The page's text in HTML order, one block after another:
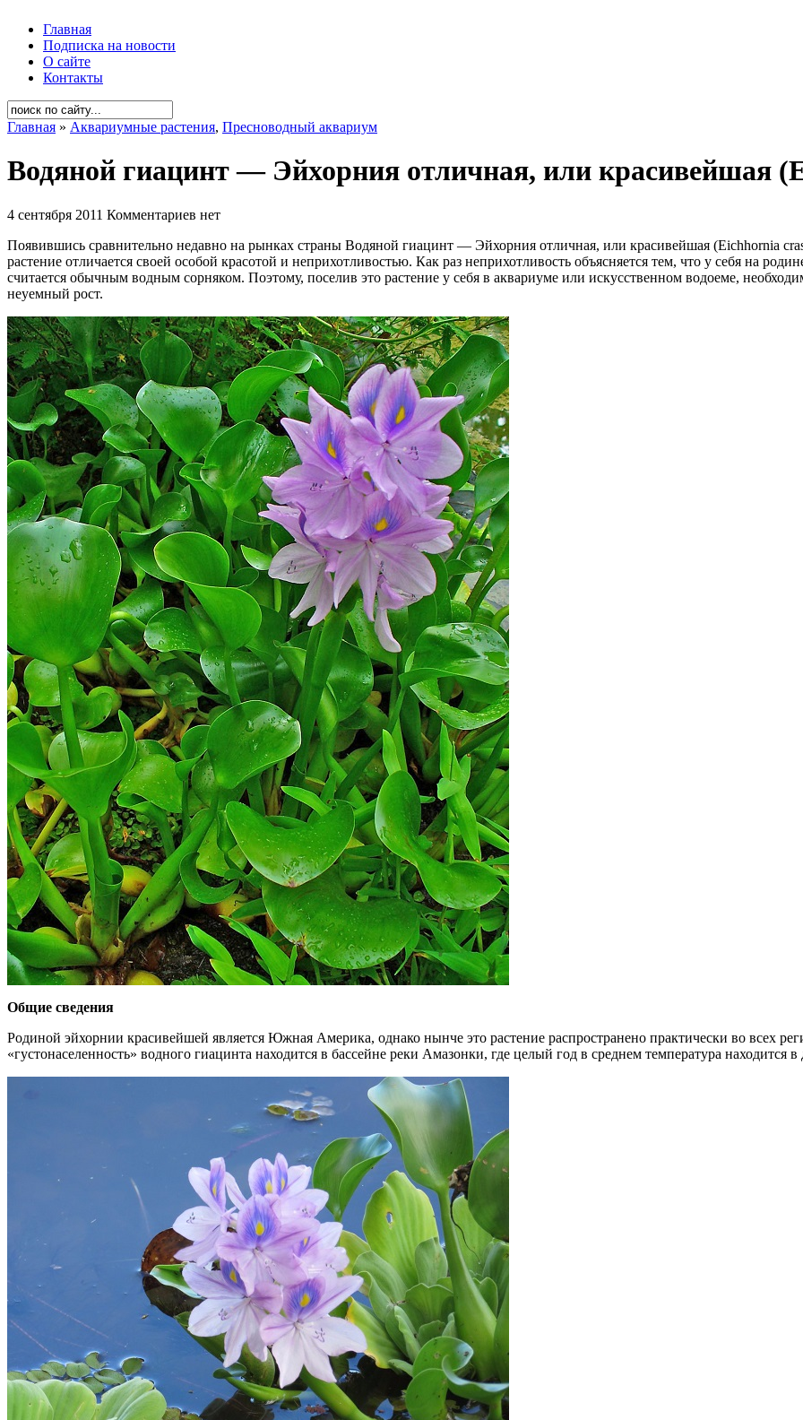
Главная
Подписка на новости
О сайте
Контакты
Главная » Аквариумные растения, Пресноводный аквариум
Водяной гиацинт — Эйхорния отличная, или красивейшая
4 сентября 2011 Комментариев нет
Появившись сравнительно недавно на рынках страны Водяной гиацинт — Эйхорния отличная, или красивейшая (Eichhornia
растение отличается своей особой красотой и неприхотливостью. Как раз неприхотливость объясняется тем, что у себя на
считается обычным водным сорняком. Поэтому, поселив это растение у себя в аквариуме или искусственном водоеме,
неуемный рост.
Общие сведения
Родиной эйхорнии красивейшей является Южная Америка, однако нынче это растение распространено практически во всех
«густонаселенность» водного гиацинта находится в бассейне реки Амазонки, где целый год в среднем температура находится в